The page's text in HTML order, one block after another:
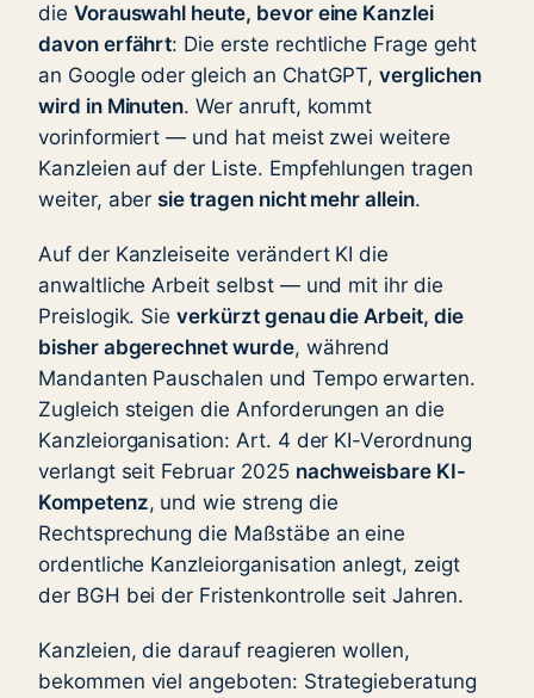
die Vorauswahl heute, bevor eine Kanzlei
davon erfährt: Die erste rechtliche Frage geht
an Google oder gleich an ChatGPT,verglichen
wird in Minuten. Wer anruft, kommt
vorinformiert — und hat meist zwei weitere
Kanzleien auf der Liste. Empfehlungen tragen
weiter, abersie tragen nicht mehr allein.
Auf der Kanzleiseite verändert KI die
anwaltliche Arbeit selbst — und mit ihr die
Preislogik. Sieverkürzt genau die Arbeit, die
bisher abgerechnet wurde, während
Mandanten Pauschalen und Tempo erwarten.
Zugleich steigen die Anforderungen an die
Kanzleiorganisation: Art. 4 der KI-Verordnung
verlangt seit Februar 2025 nachweisbare KI-
Kompetenz, und wie streng die
Rechtsprechung die Maßstäbe an eine
ordentliche Kanzleiorganisation anlegt, zeigt
der BGH bei der Fristenkontrolle seit Jahren.
Kanzleien, die darauf reagieren wollen,
bekommen viel angeboten: Strategieberatung